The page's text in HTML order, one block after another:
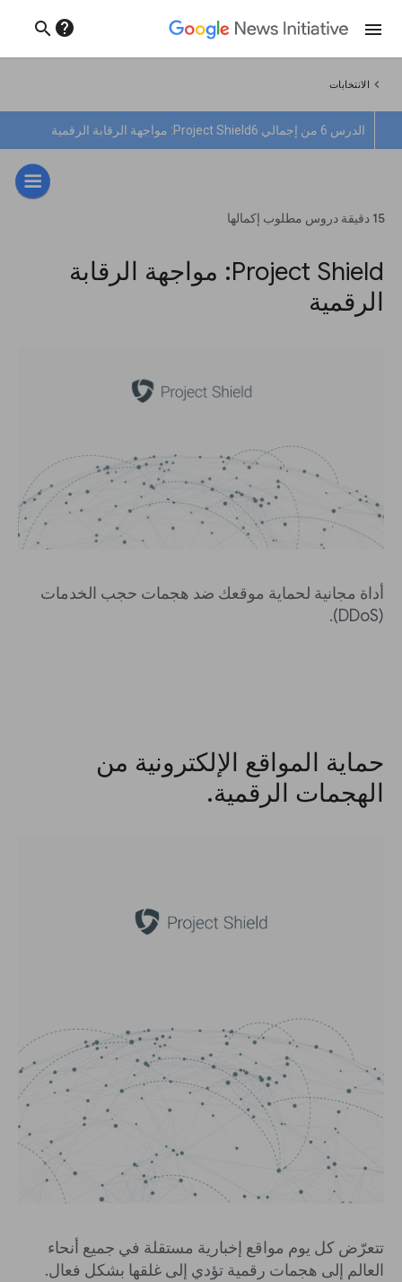
menu
help
search
chevron_left الانتخابات
الدرس 6 من إجمالي 6 Project Shield: مواجهة الرقابة الرقمية
15 دقيقة دروس مطلوب إكمالها
Project Shield: مواجهة الرقابة
الرقمية
أداة مجانية لحماية موقعك ضد هجمات حجب الخدمات
(DDoS).
حماية المواقع الإلكترونية من
الهجمات الرقمية.
تتعرّض كل يوم مواقع إخبارية مستقلة في جميع أنحاء
العالم إلى هجمات رقمية تؤدي إلى غلقها بشكل فعال.